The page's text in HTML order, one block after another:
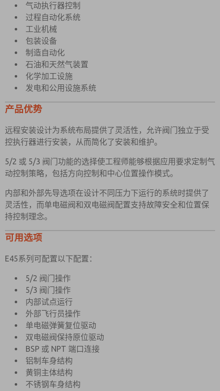
气动执行器控制
过程自动化系统
工业机械
包装设备
制造自动化
石油和天然气装置
化学加工设施
发电和公用设施系统
产品优势
远程安装设计为系统布局提供了灵活性，允许阀门独立于受
控执行器进行安装，从而简化了安装和维护。
5/2 或 5/3 阀门功能的选择使工程师能够根据应用要求定制气
动控制策略，包括方向控制和中心位置操作模式。
内部和外部先导选项在设计不同压力下运行的系统时提供了
灵活性，而单电磁阀和双电磁阀配置支持故障安全和位置保
持控制理念。
可用选项
E45系列可配置以下配置：
5/2 阀门操作
5/3 阀门操作
内部试点运行
外部飞行员操作
单电磁弹簧复位驱动
双电磁阀保持原位驱动
BSP 或 NPT 端口连接
铝制车身结构
黄铜主体结构
不锈钢车身结构